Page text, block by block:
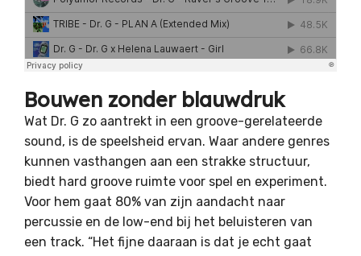
Bouwen zonder blauwdruk
Wat Dr. G zo aantrekt in een groove-gerelateerde
sound, is de speelsheid ervan. Waar andere genres
kunnen vasthangen aan een strakke structuur,
biedt hard groove ruimte voor spel en experiment.
Voor hem gaat 80% van zijn aandacht naar
percussie en de low-end bij het beluisteren van
een track. “Het fijne daaraan is dat je echt gaat